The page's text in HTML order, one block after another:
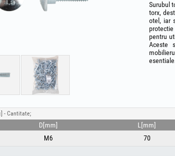
Surubul
torx,
otel, iar
pentru
Aceste
- Cantitate;
D[mm] L[mm]
M6 70